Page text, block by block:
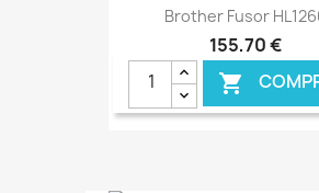
Brother Fusor
155,70 €
